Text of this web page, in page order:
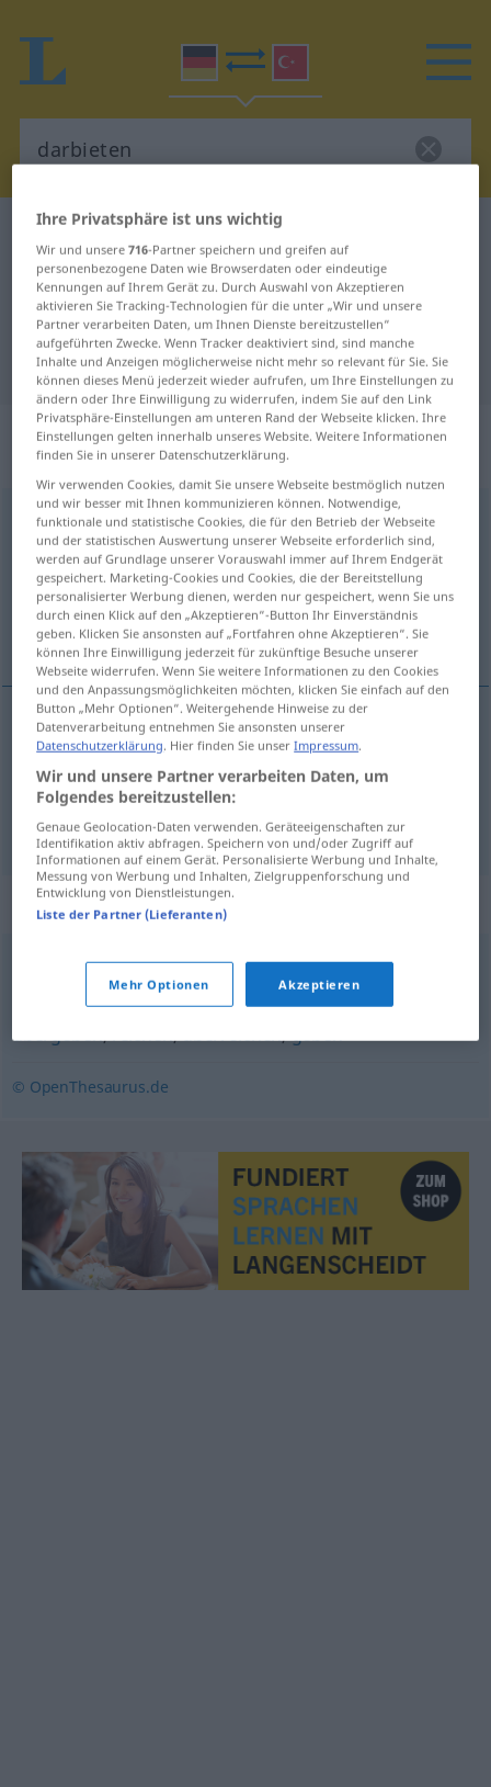
Deutsch-Türkisch Wörterbuch
Deutsch-Türkisch Übersetzung für
"darbieten"
"darbieten" Türkisch Übersetzung
„darbieten“: transitives Verb |
reflexives Verb
darbietenv/t,v/r <irr;-ge-;h.>
Übersicht aller Übersetzungen
(Für mehr Details die Übersetzung anklicken/antippen)
sahnelenmek
Beispiele
(sich) darbieten
sahnele(n)mek
Synonyme für "darbieten"
inszenieren,aufführen
übergeben,reichen,überreichen,geben
© OpenThesaurus.de
Ihre Privatsphäre ist uns wichtig
Wir und unsere716-Partner speichern und greifen auf
personenbezogene Daten wie Browserdaten oder eindeutige
Kennungen auf Ihrem Gerät zu. Durch Auswahl von Akzeptieren
aktivieren Sie Tracking-Technologien für die unter „Wir und unsere
Partner verarbeiten Daten, um Ihnen Dienste bereitzustellen“
aufgeführten Zwecke. Wenn Tracker deaktiviert sind, sind manche
Inhalte und Anzeigen möglicherweise nicht mehr so relevant für Sie. Sie
können dieses Menü jederzeit wieder aufrufen, um Ihre Einstellungen zu
ändern oder Ihre Einwilligung zu widerrufen, indem Sie auf den Link
Privatsphäre-Einstellungen am unteren Rand der Webseite klicken. Ihre
Einstellungen gelten innerhalb unseres Website. Weitere Informationen
finden Sie in unserer Datenschutzerklärung.
Wir verwenden Cookies, damit Sie unsere Webseite bestmöglich nutzen
und wir besser mit Ihnen kommunizieren können. Notwendige,
funktionale und statistische Cookies, die für den Betrieb der Webseite
und der statistischen Auswertung unserer Webseite erforderlich sind,
werden auf Grundlage unserer Vorauswahl immer auf Ihrem Endgerät
gespeichert. Marketing-Cookies und Cookies, die der Bereitstellung
personalisierter Werbung dienen, werden nur gespeichert, wenn Sie uns
durch einen Klick auf den „Akzeptieren“-Button Ihr Einverständnis
geben. Klicken Sie ansonsten auf „Fortfahren ohne Akzeptieren“. Sie
können Ihre Einwilligung jederzeit für zukünftige Besuche unserer
Webseite widerrufen. Wenn Sie weitere Informationen zu den Cookies
und den Anpassungsmöglichkeiten möchten, klicken Sie einfach auf den
Button „Mehr Optionen“. Weitergehende Hinweise zu der
Datenverarbeitung entnehmen Sie ansonsten unserer
Datenschutzerklärung. Hier finden Sie unserImpressum.
Wir und unsere Partner verarbeiten Daten, um
Folgendes bereitzustellen:
Genaue Geolocation-Daten verwenden. Geräteeigenschaften zur
Identifikation aktiv abfragen. Speichern von und/oder Zugriff auf
Informationen auf einem Gerät. Personalisierte Werbung und Inhalte,
Messung von Werbung und Inhalten, Zielgruppenforschung und
Entwicklung von Dienstleistungen.
Liste der Partner (Lieferanten)
Mehr Optionen Akzeptieren